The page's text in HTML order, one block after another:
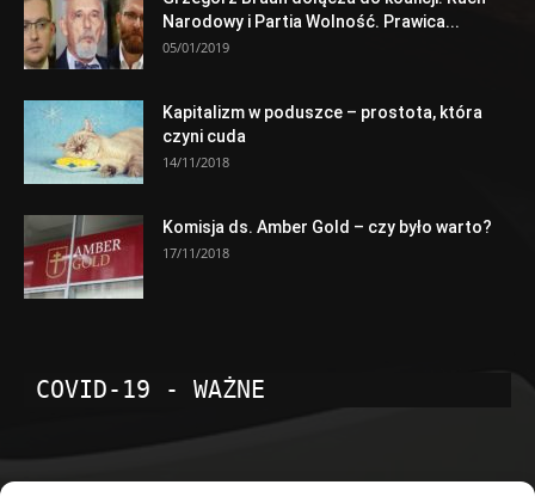
Narodowy i Partia Wolność. Prawica...
05/01/2019
Kapitalizm w poduszce – prostota, która
czyni cuda
14/11/2018
Komisja ds. Amber Gold – czy było warto?
17/11/2018
COVID-19 - WAŻNE